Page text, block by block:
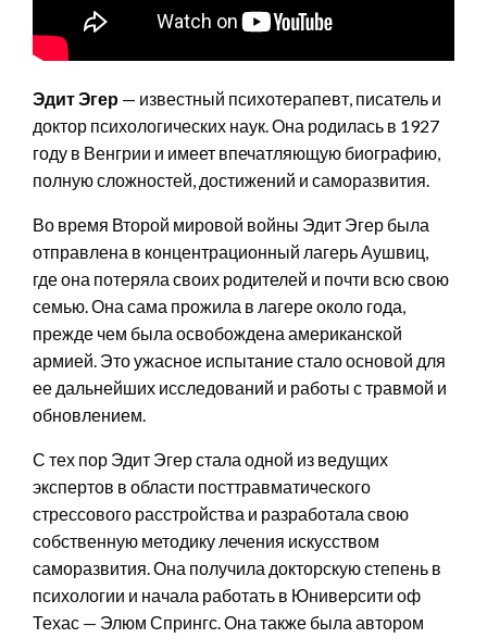
Эдит Эгер — известный психотерапевт, писатель и
доктор психологических наук. Она родилась в 1927
году в Венгрии и имеет впечатляющую биографию,
полную сложностей, достижений и саморазвития.
Во время Второй мировой войны Эдит Эгер была
отправлена в концентрационный лагерь Аушвиц,
где она потеряла своих родителей и почти всю свою
семью. Она сама прожила в лагере около года,
прежде чем была освобождена американской
армией. Это ужасное испытание стало основой для
ее дальнейших исследований и работы с травмой и
обновлением.
С тех пор Эдит Эгер стала одной из ведущих
экспертов в области посттравматического
стрессового расстройства и разработала свою
собственную методику лечения искусством
саморазвития. Она получила докторскую степень в
психологии и начала работать в Юниверсити оф
Техас — Элюм Спрингс. Она также была автором